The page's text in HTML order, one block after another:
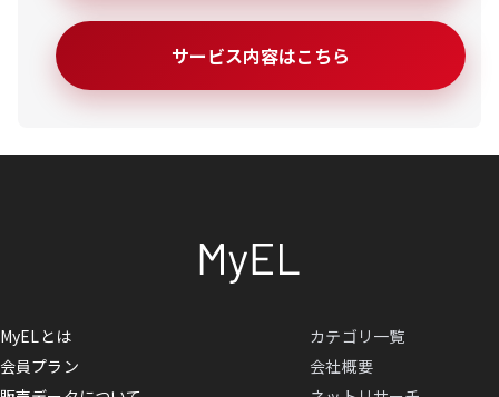
サービス内容はこちら
MyELとは
会員プラン
カテゴリ一覧
会社概要